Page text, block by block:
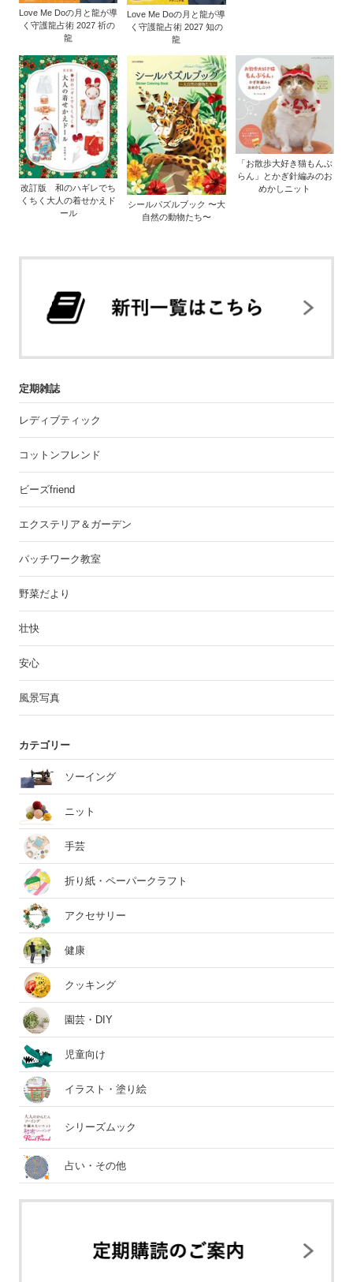
Love Me Doの月と龍が導
く守護龍占術 2027 祈の
龍
Love Me Doの月と龍が導
く守護龍占術 2027 知の
龍
改訂版 和のハギレでち
くちく大人の着せかえド
ール
シールパズルブック 〜大
自然の動物たち〜
「お散歩大好き猫もんぶ
らん」とかぎ針編みのお
めかしニット
定期雑誌
レディブティック
コットンフレンド
ビーズfriend
エクステリア＆ガーデン
パッチワーク教室
野菜だより
壮快
安心
風景写真
カテゴリー
ソーイング
ニット
手芸
折り紙・ペーパークラフト
アクセサリー
健康
クッキング
園芸・DIY
児童向け
イラスト・塗り絵
シリーズムック
占い・その他